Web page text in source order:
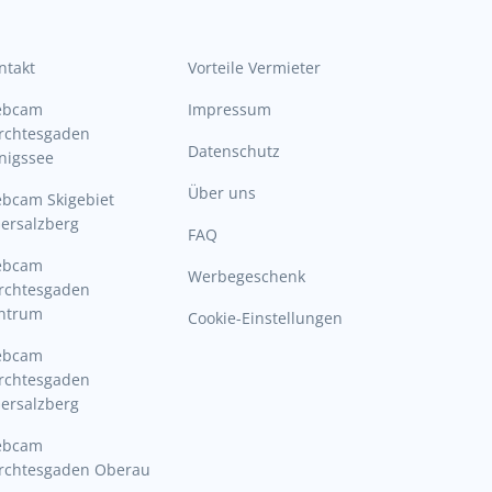
Skigebiet
Oberau
Vorteile Vermieter
Impressum
Datenschutz
Über uns
FAQ
Werbegeschenk
Cookie-Einstellungen